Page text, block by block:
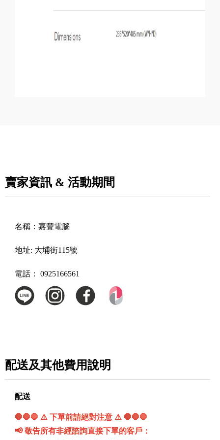
賣家資訊 & 活動期間
名稱： 嘉豐電腦
地址: 大埔街115號
電話： 0925166561
配送及其他費用說明
配送
🛑🛑🛑 ⚠️ 下單前請絕對注意 ⚠️ 🛑🛑🛑
📢 敬告所有非經諮詢直接下單的客戶：